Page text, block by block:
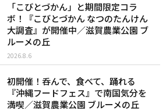
「こびとづかん」と期間限定コラ
ボ！『こびとづかん なつのたんけん
大調査』が開催中／滋賀農業公園 ブ
ルーメの丘
2026.8.6
初開催！呑んで、食べて、踊れる
『沖縄フードフェス』で南国気分を
満喫／滋賀農業公園 ブルーメの丘